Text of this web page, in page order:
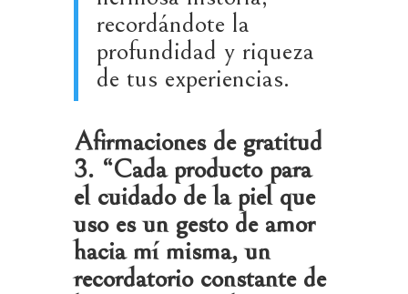
recordándote la
profundidad y riqueza
de tus experiencias.
Afirmaciones de gratitud
3. “Cada producto para
el cuidado de la piel que
uso es un gesto de amor
hacia mí misma, un
recordatorio constante de